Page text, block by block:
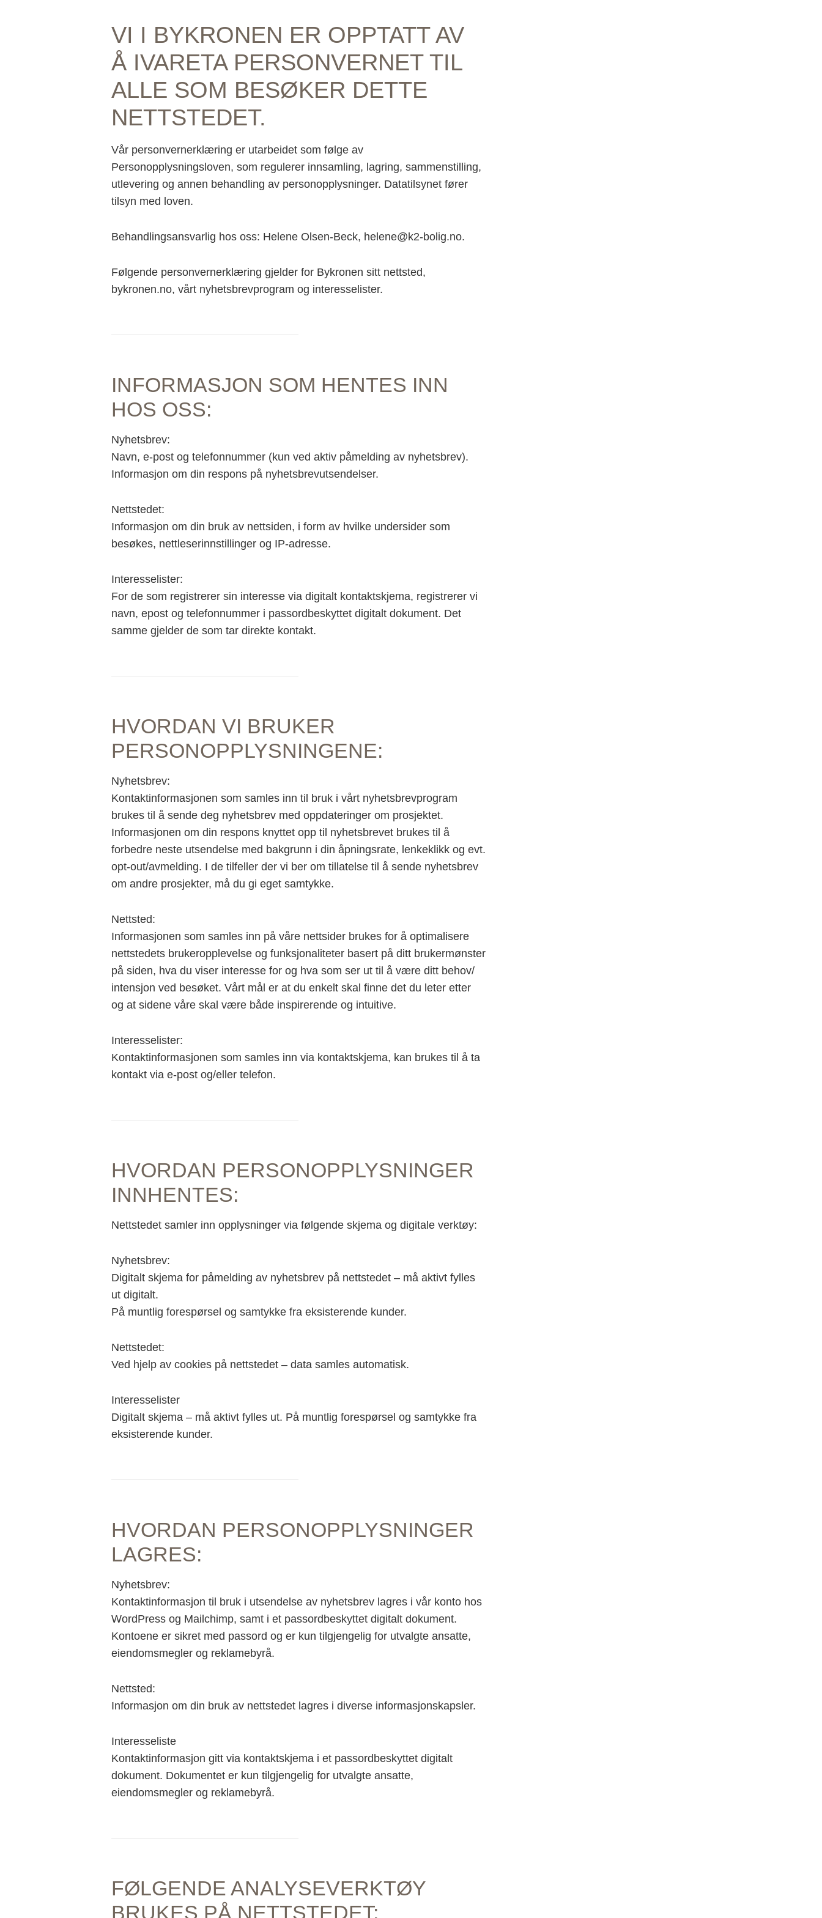
VI I BYKRONEN ER OPPTATT AV
Å IVARETA PERSONVERNET TIL
ALLE SOM BESØKER DETTE
NETTSTEDET.
Vår personvernerklæring er utarbeidet som følge av
Personopplysningsloven, som regulerer innsamling, lagring, sammenstilling,
utlevering og annen behandling av personopplysninger. Datatilsynet fører
tilsyn med loven.
Behandlingsansvarlig hos oss: Helene Olsen-Beck, helene@k2-bolig.no.
Følgende personvernerklæring gjelder for Bykronen sitt nettsted,
bykronen.no, vårt nyhetsbrevprogram og interesselister.
INFORMASJON SOM HENTES INN
HOS OSS:
Nyhetsbrev:
Navn, e-post og telefonnummer (kun ved aktiv påmelding av nyhetsbrev).
Informasjon om din respons på nyhetsbrevutsendelser.
Nettstedet:
Informasjon om din bruk av nettsiden, i form av hvilke undersider som
besøkes, nettleserinnstillinger og IP-adresse.
Interesselister:
For de som registrerer sin interesse via digitalt kontaktskjema, registrerer vi
navn, epost og telefonnummer i passordbeskyttet digitalt dokument. Det
samme gjelder de som tar direkte kontakt.
HVORDAN VI BRUKER
PERSONOPPLYSNINGENE:
Nyhetsbrev:
Kontaktinformasjonen som samles inn til bruk i vårt nyhetsbrevprogram
brukes til å sende deg nyhetsbrev med oppdateringer om prosjektet.
Informasjonen om din respons knyttet opp til nyhetsbrevet brukes til å
forbedre neste utsendelse med bakgrunn i din åpningsrate, lenkeklikk og evt.
opt-out/avmelding. I de tilfeller der vi ber om tillatelse til å sende nyhetsbrev
om andre prosjekter, må du gi eget samtykke.
Nettsted:
Informasjonen som samles inn på våre nettsider brukes for å optimalisere
nettstedets brukeropplevelse og funksjonaliteter basert på ditt brukermønster
på siden, hva du viser interesse for og hva som ser ut til å være ditt behov/
intensjon ved besøket. Vårt mål er at du enkelt skal finne det du leter etter
og at sidene våre skal være både inspirerende og intuitive.
Interesselister:
Kontaktinformasjonen som samles inn via kontaktskjema, kan brukes til å ta
kontakt via e-post og/eller telefon.
HVORDAN PERSONOPPLYSNINGER
INNHENTES:
Nettstedet samler inn opplysninger via følgende skjema og digitale verktøy:
Nyhetsbrev:
Digitalt skjema for påmelding av nyhetsbrev på nettstedet – må aktivt fylles
ut digitalt.
På muntlig forespørsel og samtykke fra eksisterende kunder.
Nettstedet:
Ved hjelp av cookies på nettstedet – data samles automatisk.
Interesselister
Digitalt skjema – må aktivt fylles ut. På muntlig forespørsel og samtykke fra
eksisterende kunder.
HVORDAN PERSONOPPLYSNINGER
LAGRES:
Nyhetsbrev:
Kontaktinformasjon til bruk i utsendelse av nyhetsbrev lagres i vår konto hos
WordPress og Mailchimp, samt i et passordbeskyttet digitalt dokument.
Kontoene er sikret med passord og er kun tilgjengelig for utvalgte ansatte,
eiendomsmegler og reklamebyrå.
Nettsted:
Informasjon om din bruk av nettstedet lagres i diverse informasjonskapsler.
Interesseliste
Kontaktinformasjon gitt via kontaktskjema i et passordbeskyttet digitalt
dokument. Dokumentet er kun tilgjengelig for utvalgte ansatte,
eiendomsmegler og reklamebyrå.
FØLGENDE ANALYSEVERKTØY
BRUKES PÅ NETTSTEDET: